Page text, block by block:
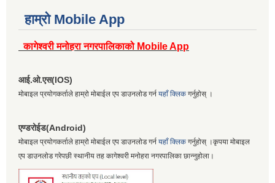
हाम्रो Mobile App
कागेश्वरी मनोहरा नगरपालिकाको Mobile App
आई.ओ.एस(IOS)
मोबाइल प्रयोगकर्ताले हाम्रो मोबाईल एप डाउनलोड गर्न यहाँ क्लिक गर्नुहोस् ।
एण्डरोईड(Android)
मोबाइल प्रयोगकर्ताले हाम्रो मोबाईल एप डाउनलोड गर्न यहाँ क्लिक गर्नुहोस् ।कृपया मोबाइल
एप डाउनलोड गरेपछी स्थानीय तह कागेश्वरी मनोहरा नगरपालिका छान्नुहोला।